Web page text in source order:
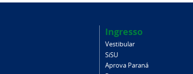
Ingresso
Vestibular
SiSU
Aprova Paraná